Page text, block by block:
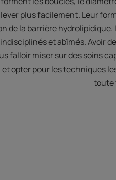
plus facilement. Leur
de la barrière
et abîmés. Avoir
falloir miser sur des soins
opter pour les techniques
toute